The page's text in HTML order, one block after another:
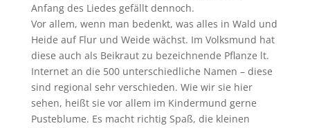
Anfang des Liedes gefällt dennoch.
Vor allem, wenn man bedenkt, was alles in Wald und
Heide auf Flur und Weide wächst. Im Volksmund hat
diese auch als Beikraut zu bezeichnende Pflanze lt.
Internet an die 500 unterschiedliche Namen – diese
sind regional sehr verschieden. Wie wir sie hier
sehen, heißt sie vor allem im Kindermund gerne
Pusteblume. Es macht richtig Spaß, die kleinen